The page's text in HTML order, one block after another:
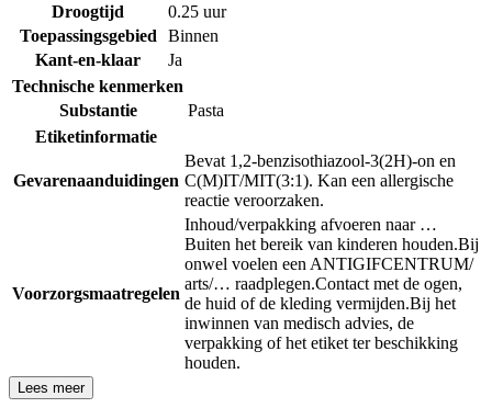
Droogtijd
0.25 uur
Toepassingsgebied
Binnen
Kant-en-klaar
Ja
Technische kenmerken
Substantie
Pasta
Etiketinformatie
Gevarenaanduidingen
Bevat 1,2-benzisothiazool-3(2H)-on en
C(M)IT/MIT(3:1). Kan een allergische
reactie veroorzaken.
Voorzorgsmaatregelen
Inhoud/verpakking afvoeren naar …
Buiten het bereik van kinderen houden.Bij
onwel voelen een ANTIGIFCENTRUM/
arts/… raadplegen.Contact met de ogen,
de huid of de kleding vermijden.Bij het
inwinnen van medisch advies, de
verpakking of het etiket ter beschikking
houden.
Lees meer